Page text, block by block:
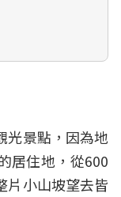
光景點，因為地
居住地，從600
片小山坡望去皆